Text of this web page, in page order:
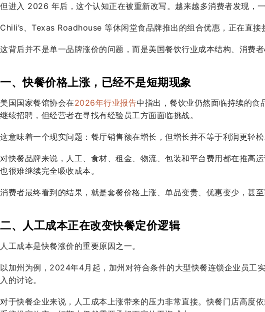
但进入 2026 年后，这个认知正在被重新改写。越来越多消费者发现，
Chili’s、Texas Roadhouse 等休闲堂食品牌推出的组合优惠，正在直
这背后并不是单一品牌涨价的问题，而是美国餐饮行业成本结构、消费
一、快餐价格上涨，已经不是短期现象
美国国家餐馆协会在2026年行业报告中指出，餐饮业仍然面临持续的
继续招聘，但经营者在寻找有经验员工方面面临挑战。
这意味着一个现实问题：餐厅销售额在增长，但增长并不等于利润更轻松
对快餐品牌来说，人工、食材、租金、物流、包装和平台费用都在推高
也很难继续完全吸收成本。
消费者最终看到的结果，就是套餐价格上涨、单品变贵、优惠变少，甚至
二、人工成本正在改变快餐定价逻辑
人工成本是快餐涨价的重要原因之一。
以加州为例，2024年4月起，加州对符合条件的大型快餐连锁企业员工
入的讨论。
对于快餐企业来说，人工成本上涨带来的压力非常直接。快餐门店高度